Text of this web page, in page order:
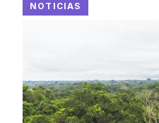
NOTICIAS